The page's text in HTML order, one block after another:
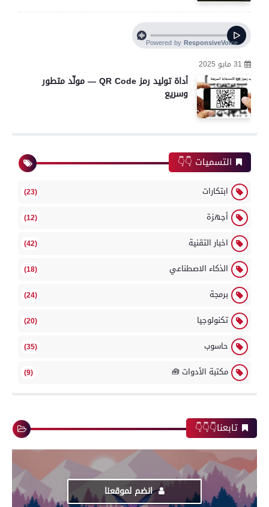
31 مايو 2025
أداة توليد رمز QR Code — مولّد متطور
وسريع
التسميات 👇👇
ابتكارات (23)
أجهزة (12)
اخبار التقنية (42)
الذكاء الاصطناعي (18)
برمجة (24)
تكنولوجيا (20)
حاسوب (35)
مكتبة الأدوات 🧰 (9)
تابعنا👇👇👇
انضم لموقعنا